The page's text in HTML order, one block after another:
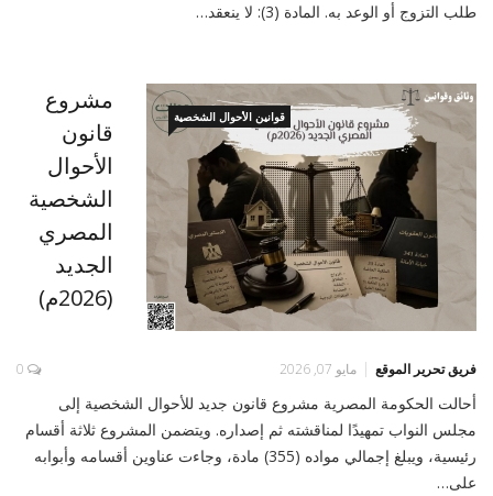
طلب التزوج أو الوعد به. المادة (3): لا ينعقد…
قوانين الأحوال الشخصية
مشروع
قانون
الأحوال
الشخصية
المصري
الجديد
(2026م)
فريق تحرير الموقع مايو 07, 2026 0
أحالت الحكومة المصرية مشروع قانون جديد للأحوال الشخصية إلى
مجلس النواب تمهيدًا لمناقشته ثم إصداره. ويتضمن المشروع ثلاثة أقسام
رئيسية، ويبلغ إجمالي مواده (355) مادة، وجاءت عناوين أقسامه وأبوابه
على…